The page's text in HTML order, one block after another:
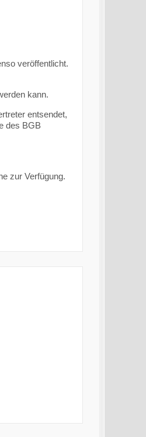
veröffentlicht.
kann.
entsendet,
des BGB
zur Verfügung.